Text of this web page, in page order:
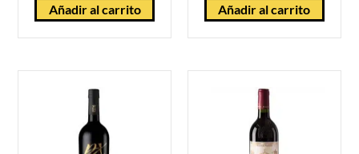
Añadir al carrito Añadir al carrito